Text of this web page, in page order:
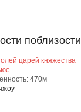
поблизости
царей княжества
470м